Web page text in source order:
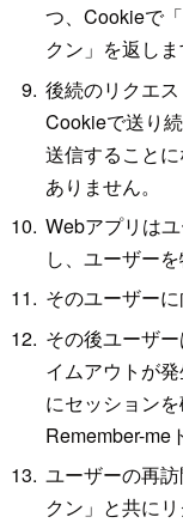
つ、Cookieで
クン」を返しま
後続のリクエ
Cookieで送り
送信すること
ありません。
Webアプリは
し、ユーザーを
そのユーザー
その後ユーザ
イムアウトが
にセッション
Remember-me
ユーザーの再
クン」と共に